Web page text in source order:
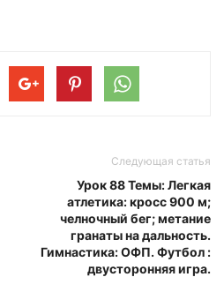
Следующая статья
Урок 88 Темы: Легкая
атлетика: кросс 900 м;
челночный бег; метание
гранаты на дальность.
Гимнастика: ОФП. Футбол :
двусторонняя игра.